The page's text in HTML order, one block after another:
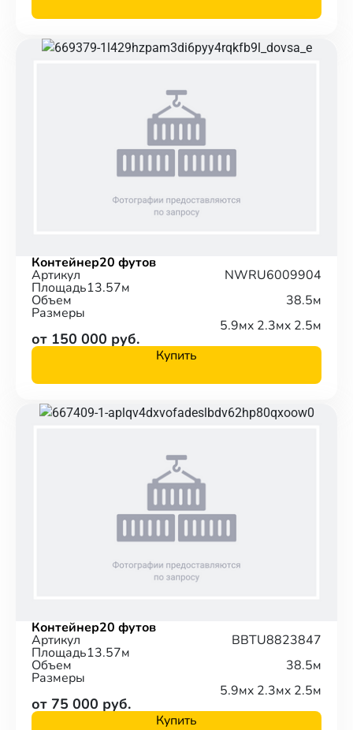
Контейнер20 футов
Артикул NWRU6009904
Площадь13.57м
Объем 38.5м
Размеры
5.9мx 2.3мx 2.5м
от 150 000 руб.
Купить
Контейнер20 футов
Артикул BBTU8823847
Площадь13.57м
Объем 38.5м
Размеры
5.9мx 2.3мx 2.5м
от 75 000 руб.
Купить